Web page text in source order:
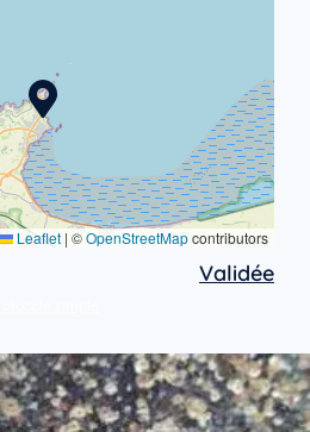
Leaflet | ©OpenStreetMapcontributors
Validée